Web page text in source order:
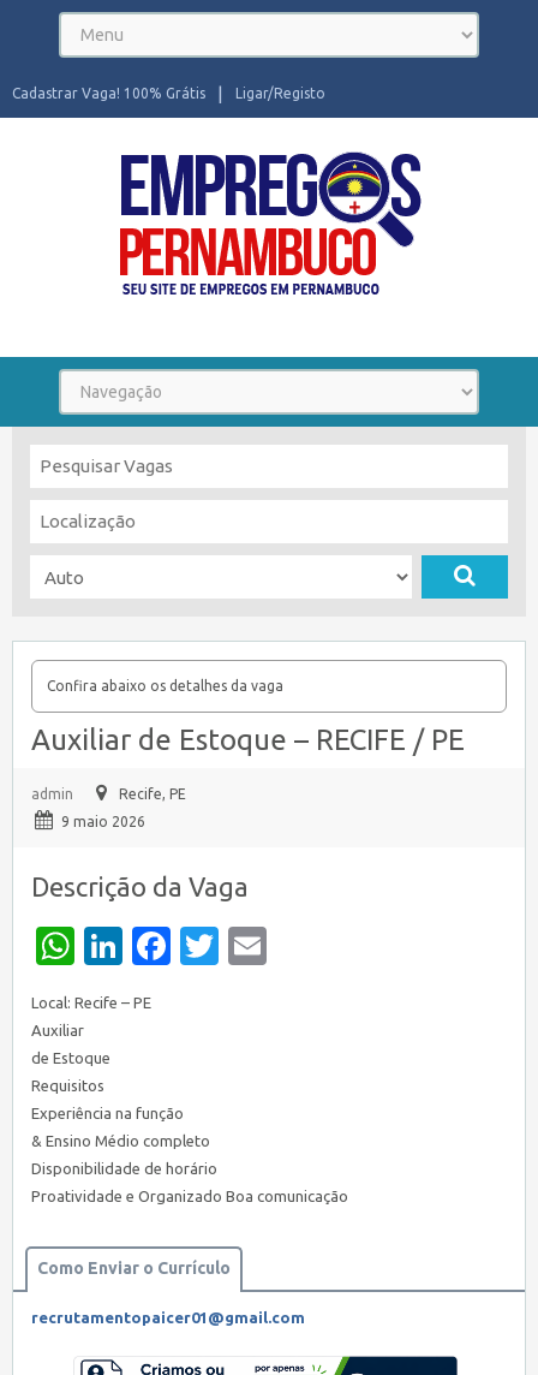
Ligar/Registo
Cadastrar Vaga! 100% Grátis
Confira abaixo os detalhes da vaga
Auxiliar de Estoque – RECIFE / PE
admin
Recife, PE
9 maio 2026
Descrição da Vaga
WhatsApp
LinkedIn
Facebook
Twitter
Local: Recife – PE
Auxiliar
de Estoque
Requisitos
Experiência na função
& Ensino Médio completo
Disponibilidade de horário
Proatividade e Organizado Boa comunicação
Como Enviar o Currículo
recrutamentopaicer01@gmail.com